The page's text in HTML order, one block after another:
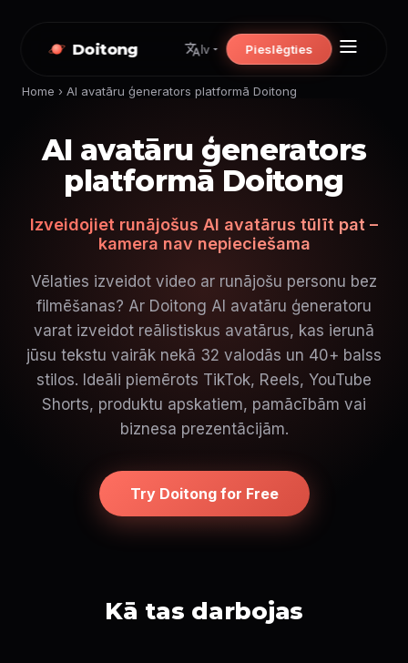
Doitong lv Pieslēgties
Home › AI avatāru ģenerators platformā Doitong
AI avatāru ģenerators
platformā Doitong
Izveidojiet runājošus AI avatārus tūlīt pat –
kamera nav nepieciešama
Vēlaties izveidot video ar runājošu personu bez
filmēšanas? Ar Doitong AI avatāru ģeneratoru
varat izveidot reālistiskus avatārus, kas ierunā
jūsu tekstu vairāk nekā 32 valodās un 40+ balss
stilos. Ideāli piemērots TikTok, Reels, YouTube
Shorts, produktu apskatiem, pamācībām vai
biznesa prezentācijām.
Try Doitong for Free
Kā tas darbojas